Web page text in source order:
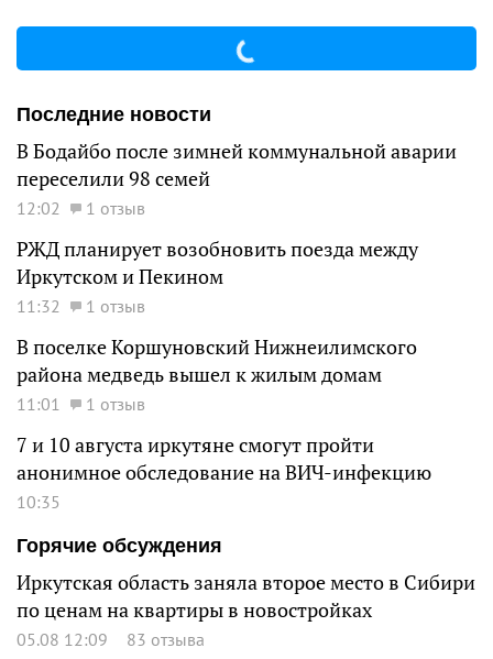
Последние новости
В Бодайбо после зимней коммунальной аварии
переселили 98 семей
12:02 1 отзыв
РЖД планирует возобновить поезда между
Иркутском и Пекином
11:32 1 отзыв
В поселке Коршуновский Нижнеилимского
района медведь вышел к жилым домам
11:01 1 отзыв
7 и 10 августа иркутяне смогут пройти
анонимное обследование на ВИЧ-инфекцию
10:35
Горячие обсуждения
Иркутская область заняла второе место в Сибири
по ценам на квартиры в новостройках
05.08 12:09 83 отзыва